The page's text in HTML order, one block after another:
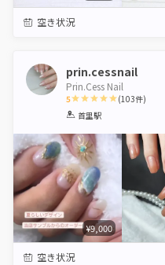
空き状況
prin.cessnail
Prin.Cess Nail
5
1 2 3 4
(103件)
首里駅
¥9,000
空き状況